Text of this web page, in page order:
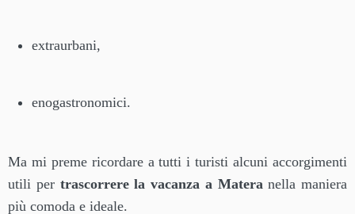
extraurbani,
enogastronomici.
Ma mi preme ricordare a tutti i turisti alcuni accorgimenti
utili per trascorrere la vacanza a Matera nella maniera
più comoda e ideale.